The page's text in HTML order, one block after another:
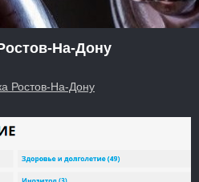
На-Дону
Ростов-На-Дону